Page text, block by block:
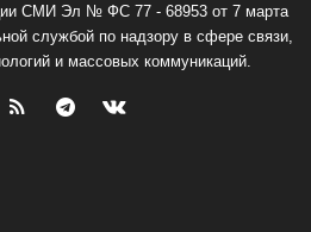
СМИ Эл № ФС 77 - 68953 от 7 марта
службой по надзору в сфере связи,
и массовых коммуникаций.